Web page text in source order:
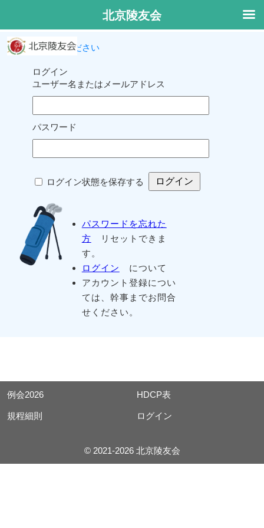
ログインしてください
ログイン
ユーザー名またはメールアドレス
パスワード
ログイン状態を保存する
パスワードを忘れた
方 リセットできま
す。
ログイン
について
アカウント登録につい
ては、幹事までお問合
せください。
例会2026 HDCP表
規程細則 ログイン
© 2021-2026 北京陵友会
北京陵友会